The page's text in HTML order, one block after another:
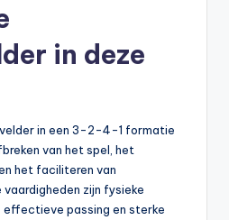
in deze
in een 3-2-4-1 formatie
van het spel, het
het faciliteren van
zijn fysieke
passing en sterke